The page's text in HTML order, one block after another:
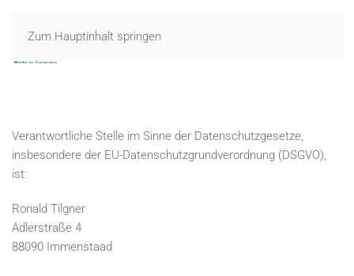
Zum Hauptinhalt springen
Verantwortliche Stelle im Sinne der Datenschutzgesetze,
insbesondere der EU-Datenschutzgrundverordnung (DSGVO),
ist:
Ronald Tilgner
Adlerstraße 4
88090 Immenstaad